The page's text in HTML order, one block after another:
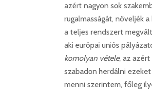
azért nagyon sok
rugalmasságát, növeljék
a teljes rendszert
aki európai uniós
komolyan vétele, az
szabadon herdálni
menni szerintem, főleg